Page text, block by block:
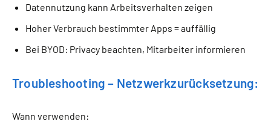
Datennutzung kann Arbeitsverhalten zeigen
Hoher Verbrauch bestimmter Apps = auffällig
Bei BYOD: Privacy beachten, Mitarbeiter informieren
Troubleshooting – Netzwerkzurücksetzung:
Wann verwenden: